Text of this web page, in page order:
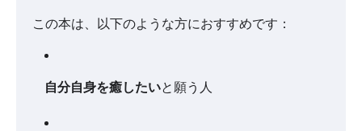
この本は、以下のような方におすすめです：
自分自身を癒したいと願う人